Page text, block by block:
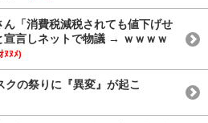
ん「消費税減税されても値下げせ
宣言しネットで物議 → ｗｗｗｗ
ﾇﾇﾒ)
クの祭りに『異変』が起こ